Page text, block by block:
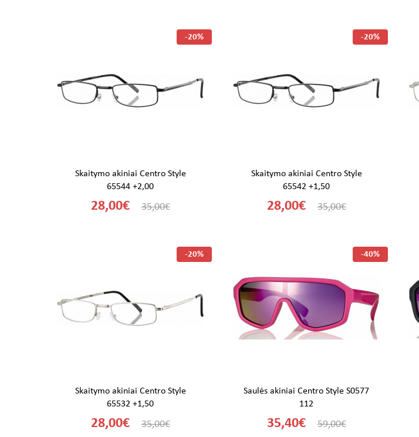
-20%
Skaitymo akiniai Centro Style
65544 +2,00
28,00€ 35,00€
-20%
Skaitymo akiniai Centro Style
65542 +1,50
28,00€ 35,00€
-20%
Skaitymo akiniai Centro Style
65532 +1,50
28,00€ 35,00€
-40%
Saulės akiniai Centro Style S0577
112
35,40€ 59,00€